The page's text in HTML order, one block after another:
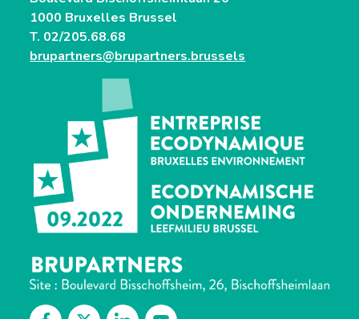
1000 Bruxelles Brussel
T. 02/205.68.68
brupartners@brupartners.brussels